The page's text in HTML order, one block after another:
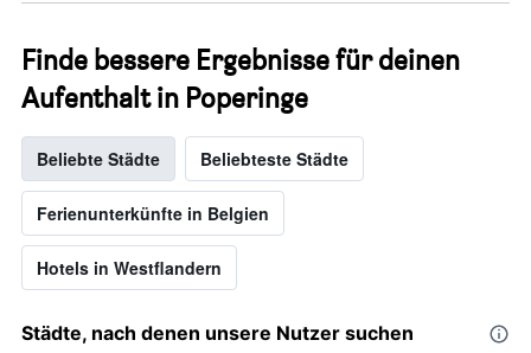
Finde bessere Ergebnisse für deinen
Aufenthalt in Poperinge
Beliebte Städte Beliebteste Städte
Ferienunterkünfte in Belgien
Hotels in Westflandern
Städte, nach denen unsere Nutzer suchen